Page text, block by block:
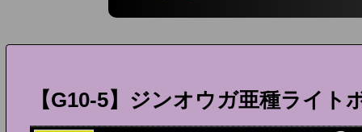
【G10-5】ジンオウガ亜種ライ